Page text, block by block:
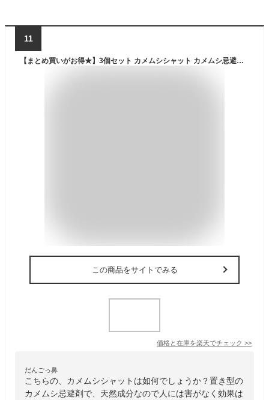
11
【まとめ買いがお得★】3個セット カメムシシャット カメムシ忌避剤 フック付き カメムシ対策 吊るす 置き型 日本製 防虫グッズ かめむし ベランダ 洗濯物 網戸 天然成分 虫除け芳香剤 害虫対策 安心安全【送料無料】【海外×】
この商品をサイトでみる
価格と在庫を楽天でチェック >>
だんごっ鼻
こちらの、カメムシシャットは如何でしょうか？置き型の
カメムシ忌避剤で、天然成分なので人には害がなく効果は